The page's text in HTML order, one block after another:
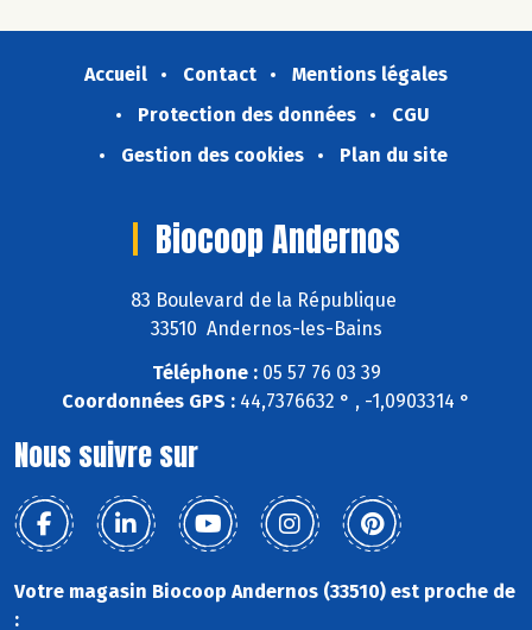
Accueil Contact
Mentions légales
Protection des données
CGU
Gestion des cookies
Plan du site
Biocoop Andernos
83 Boulevard de la République
33510 Andernos-les-Bains
Téléphone :05 57 76 03 39
Coordonnées GPS : 44,7376632 ° , -1,0903314 °
Nous suivre sur
Votre magasin Biocoop Andernos (33510) est proche de
: